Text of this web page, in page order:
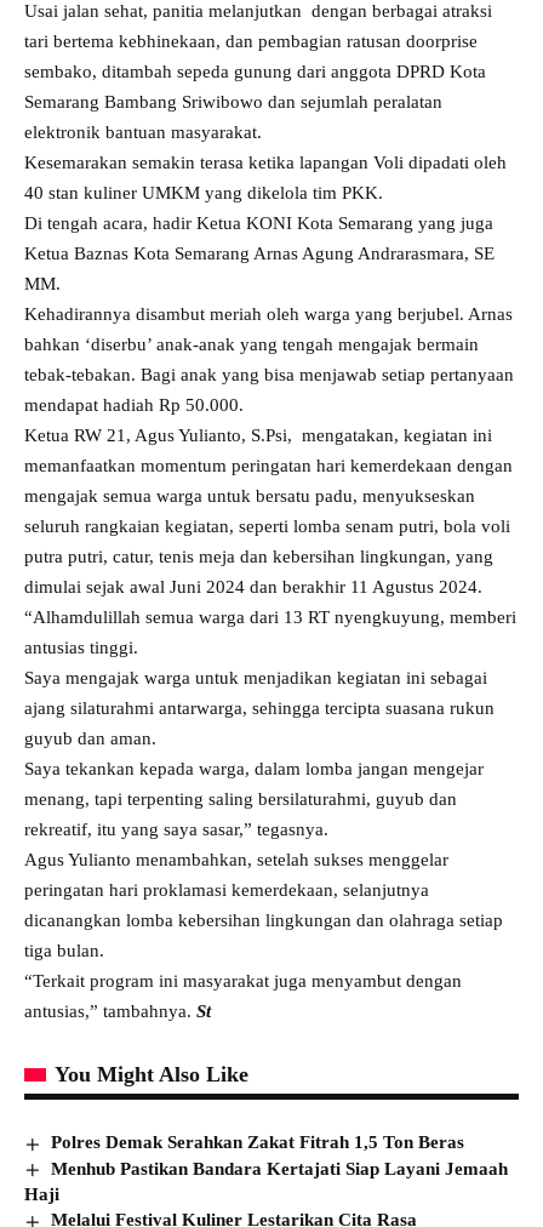
Usai jalan sehat, panitia melanjutkan dengan berbagai atraksi
tari bertema kebhinekaan, dan pembagian ratusan doorprise
sembako, ditambah sepeda gunung dari anggota DPRD Kota
Semarang Bambang Sriwibowo dan sejumlah peralatan
elektronik bantuan masyarakat.
Kesemarakan semakin terasa ketika lapangan Voli dipadati oleh
40 stan kuliner UMKM yang dikelola tim PKK.
Di tengah acara, hadir Ketua KONI Kota Semarang yang juga
Ketua Baznas Kota Semarang Arnas Agung Andrarasmara, SE
MM.
Kehadirannya disambut meriah oleh warga yang berjubel. Arnas
bahkan ‘diserbu’ anak-anak yang tengah mengajak bermain
tebak-tebakan. Bagi anak yang bisa menjawab setiap pertanyaan
mendapat hadiah Rp 50.000.
Ketua RW 21, Agus Yulianto, S.Psi, mengatakan, kegiatan ini
memanfaatkan momentum peringatan hari kemerdekaan dengan
mengajak semua warga untuk bersatu padu, menyukseskan
seluruh rangkaian kegiatan, seperti lomba senam putri, bola voli
putra putri, catur, tenis meja dan kebersihan lingkungan, yang
dimulai sejak awal Juni 2024 dan berakhir 11 Agustus 2024.
“Alhamdulillah semua warga dari 13 RT nyengkuyung, memberi
antusias tinggi.
Saya mengajak warga untuk menjadikan kegiatan ini sebagai
ajang silaturahmi antarwarga, sehingga tercipta suasana rukun
guyub dan aman.
Saya tekankan kepada warga, dalam lomba jangan mengejar
menang, tapi terpenting saling bersilaturahmi, guyub dan
rekreatif, itu yang saya sasar,” tegasnya.
Agus Yulianto menambahkan, setelah sukses menggelar
peringatan hari proklamasi kemerdekaan, selanjutnya
dicanangkan lomba kebersihan lingkungan dan olahraga setiap
tiga bulan.
“Terkait program ini masyarakat juga menyambut dengan
antusias,” tambahnya. St
You Might Also Like
Polres Demak Serahkan Zakat Fitrah 1,5 Ton Beras
Menhub Pastikan Bandara Kertajati Siap Layani Jemaah
Haji
Melalui Festival Kuliner Lestarikan Cita Rasa